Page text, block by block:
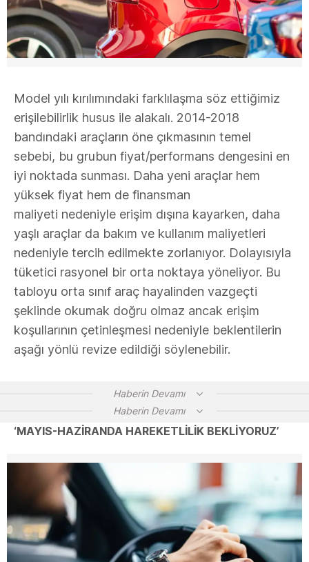
Model yılı kırılımındaki farklılaşma söz ettiğimiz
erişilebilirlik husus ile alakalı. 2014-2018
bandındaki araçların öne çıkmasının temel
sebebi, bu grubun fiyat/performans dengesini en
iyi noktada sunması. Daha yeni araçlar hem
yüksek fiyat hem de finansman
maliyeti nedeniyle erişim dışına kayarken, daha
yaşlı araçlar da bakım ve kullanım maliyetleri
nedeniyle tercih edilmekte zorlanıyor. Dolayısıyla
tüketici rasyonel bir orta noktaya yöneliyor. Bu
tabloyu orta sınıf araç hayalinden vazgeçti
şeklinde okumak doğru olmaz ancak erişim
koşullarının çetinleşmesi nedeniyle beklentilerin
aşağı yönlü revize edildiği söylenebilir.
Haberin Devamı
Haberin Devamı
‘MAYIS-HAZİRANDA HAREKETLİLİK BEKLİYORUZ’